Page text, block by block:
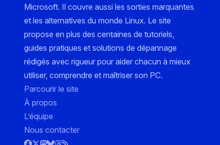
Microsoft. Il couvre aussi les sorties marquantes
et les alternatives du monde Linux. Le site
propose en plus des centaines de tutoriels,
guides pratiques et solutions de dépannage
rédigés avec rigueur pour aider chacun à mieux
utiliser, comprendre et maîtriser son PC.
Parcourir le site
À propos
L’équipe
Nous contacter